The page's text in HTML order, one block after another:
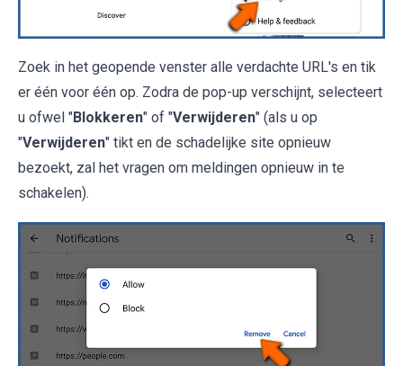
Zoek in het geopende venster alle verdachte URL's en tik
er één voor één op. Zodra de pop-up verschijnt, selecteert
u ofwel "Blokkeren" of "Verwijderen" (als u op
"Verwijderen" tikt en de schadelijke site opnieuw
bezoekt, zal het vragen om meldingen opnieuw in te
schakelen).